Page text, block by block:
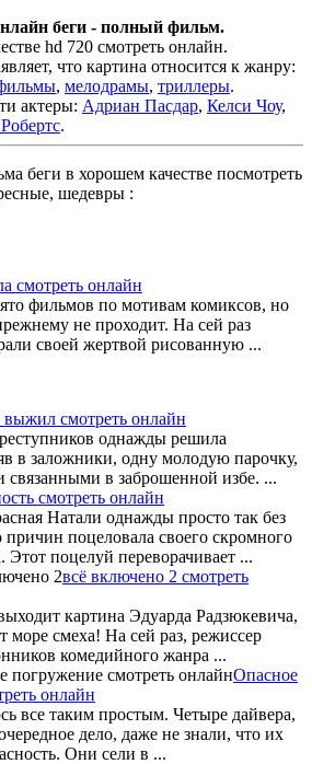
беги - полный фильм.
hd 720 смотреть онлайн.
что картина относится к жанру:
, мелодрамы, триллеры.
актеры: Адриан Пасдар, Келси Чоу,
.
беги в хорошем качестве посмотреть
шедевры :
смотреть онлайн
фильмов по мотивам комиксов, но
не проходит. На сей раз
своей жертвой рисованную ...
выжил смотреть онлайн
однажды решила
в заложники, одну молодую парочку,
связанными в заброшенной избе. ...
смотреть онлайн
Натали однажды просто так без
причин поцеловала своего скромного
Этот поцелуй переворачивает ...
всё включено 2 смотреть
картина Эдуарда Радзюкевича,
море смеха! На сей раз, режиссер
комедийного жанра ...
Опасное
онлайн
все таким простым. Четыре дайвера,
дело, даже не знали, что их
Они сели в ...